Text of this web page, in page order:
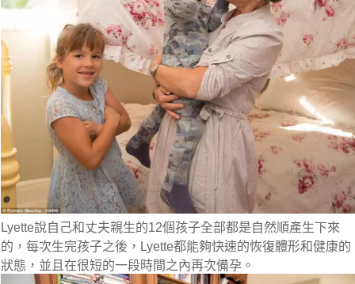
Lyette說自己和丈夫親生的12個孩子全部都是自然順產生下來
的，每次生完孩子之後，Lyette都能夠快速的恢復體形和健康的
狀態，並且在很短的一段時間之內再次備孕。